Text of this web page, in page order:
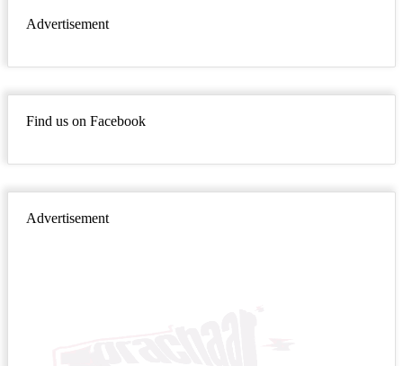
Advertisement
Find us on Facebook
Advertisement